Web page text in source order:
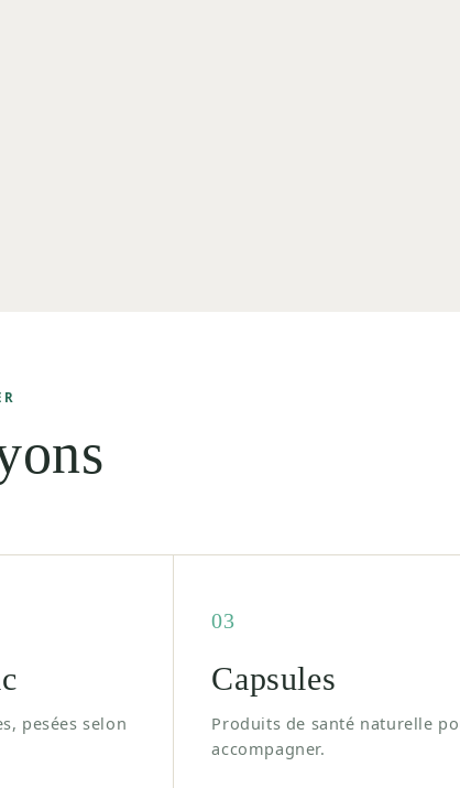
pesées selon
03
Capsules
Produits de santé naturelle
accompagner.